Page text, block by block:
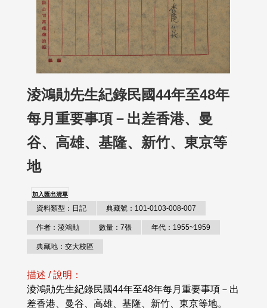
淩鴻勛先生紀錄民國44年至48年
每月重要事項－出差香港、曼
谷、高雄、基隆、新竹、東京等
地
加入匯出清單
資料類型：日記 典藏號：101-0103-008-007
作者：淩鴻勛 數量：7張 年代：1955~1959
典藏地：交大校區
描述 / 說明：
淩鴻勛先生紀錄民國44年至48年每月重要事項－出
差香港、曼谷、高雄、基隆、新竹、東京等地。